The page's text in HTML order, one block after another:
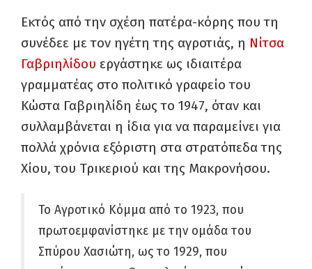
Εκτός από την σχέση πατέρα-κόρης που τη
συνέδεε με τον ηγέτη της αγροτιάς, η Νίτσα
Γαβριηλίδου εργάστηκε ως ιδιαιτέρα
γραμματέας στο πολιτικό γραφείο του
Κώστα Γαβριηλίδη έως το 1947, όταν και
συλλαμβάνεται η ίδια για να παραμείνει για
πολλά χρόνια εξόριστη στα στρατόπεδα της
Χίου, του Τρικεριού και της Μακρονήσου.
Το Αγροτικό Κόμμα από το 1923, που
πρωτοεμφανίστηκε με την ομάδα του
Σπύρου Χασιώτη, ως το 1929, που